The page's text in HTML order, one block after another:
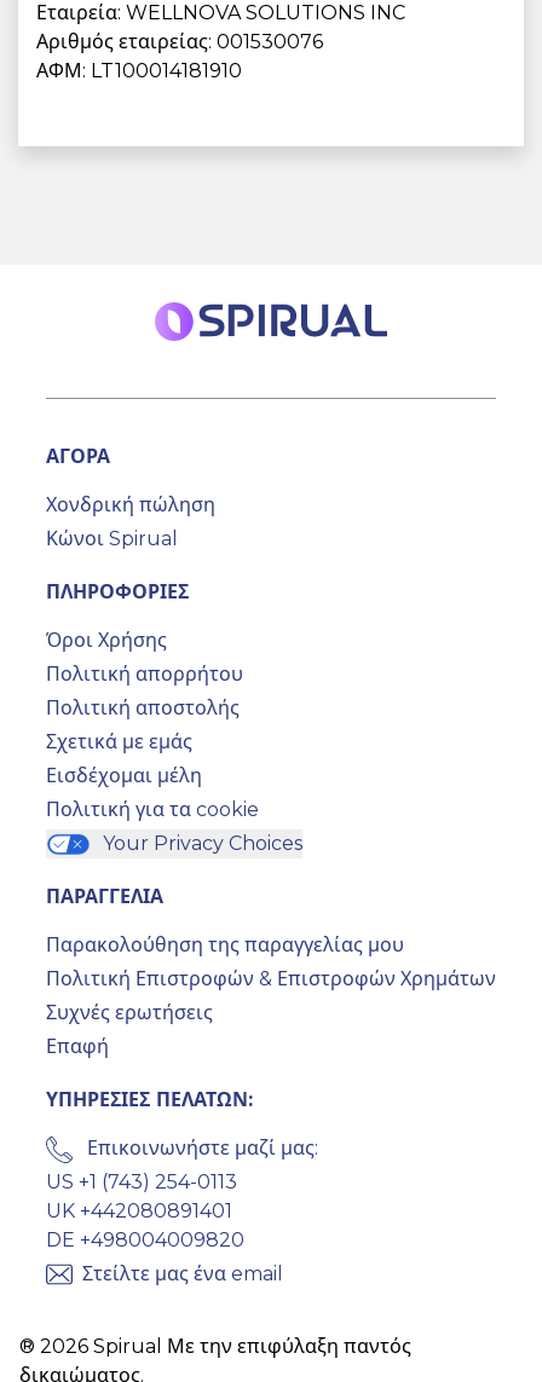
Εταιρεία: WELLNOVA SOLUTIONS INC
Αριθμός εταιρείας: 001530076
ΑΦΜ: LT100014181910
ΑΓΟΡΑ
Χονδρική πώληση
Κώνοι Spirual
ΠΛΗΡΟΦΟΡΙΕΣ
Όροι Χρήσης
Πολιτική απορρήτου
Πολιτική αποστολής
Σχετικά με εμάς
Εισδέχομαι μέλη
Πολιτική για τα cookie
Your Privacy Choices
ΠΑΡΑΓΓΕΛΙΑ
Παρακολούθηση της παραγγελίας μου
Πολιτική Επιστροφών & Επιστροφών Χρημάτων
Συχνές ερωτήσεις
Επαφή
ΥΠΗΡΕΣΙΕΣ ΠΕΛΑΤΩΝ:
Επικοινωνήστε μαζί μας:
US +1 (743) 254-0113
UK +442080891401
DE +498004009820
Στείλτε μας ένα email
® 2026 Spirual Με την επιφύλαξη παντός
δικαιώματος.